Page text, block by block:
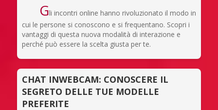
Gli incontri online hanno rivoluzionato il modo in
cui le persone si conoscono e si frequentano. Scopri i
vantaggi di questa nuova modalità di interazione e
perché può essere la scelta giusta per te.
CHAT INWEBCAM: CONOSCERE IL
SEGRETO DELLE TUE MODELLE
PREFERITE